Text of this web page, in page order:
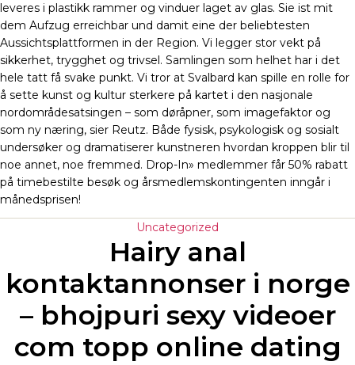
leveres i plastikk rammer og vinduer laget av glas. Sie ist mit
dem Aufzug erreichbar und damit eine der beliebtesten
Aussichtsplattformen in der Region. Vi legger stor vekt på
sikkerhet, trygghet og trivsel. Samlingen som helhet har i det
hele tatt få svake punkt. Vi tror at Svalbard kan spille en rolle for
å sette kunst og kultur sterkere på kartet i den nasjonale
nordområdesatsingen – som døråpner, som imagefaktor og
som ny næring, sier Reutz. Både fysisk, psykologisk og sosialt
undersøker og dramatiserer kunstneren hvordan kroppen blir til
noe annet, noe fremmed. Drop-In» medlemmer får 50% rabatt
på timebestilte besøk og årsmedlemskontingenten inngår i
månedsprisen!
Categories
Uncategorized
Hairy anal
kontaktannonser i norge
– bhojpuri sexy videoer
com topp online dating